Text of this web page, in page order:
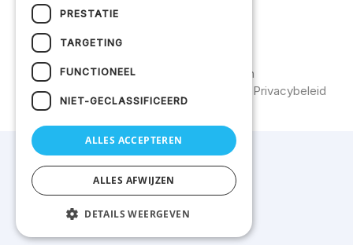
©2026
Uw textiel bedrukken
Catalogus
Privacybeleid
PRESTATIE
TARGETING
FUNCTIONEEL
NIET-GECLASSIFICEERD
ALLES ACCEPTEREN
ALLES AFWIJZEN
DETAILS WEERGEVEN